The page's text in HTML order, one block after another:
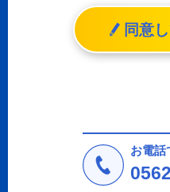
れる生存する個人に関す
その他の記述等により特
情報（個人識別情報）を指
a.応募者等からのお問い
b.本ウェブサイトにおけ
同意
お電話